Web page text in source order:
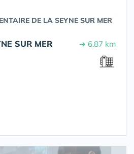
DE LA SEYNE SUR MER
SUR MER ➔ 6.87 km